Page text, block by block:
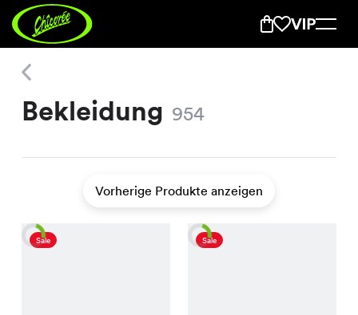
Bekleidung 954
Vorherige Produkte anzeigen
Sale Sale